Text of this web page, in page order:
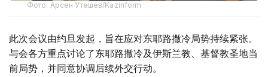
Фото: Арсен Утешев/Kazinform
此次会议由约旦发起，旨在应对东耶路撒冷局势持续紧张。
与会各方重点讨论了东耶路撒冷及伊斯兰教、基督教圣地当
前局势，并同意协调后续外交行动。